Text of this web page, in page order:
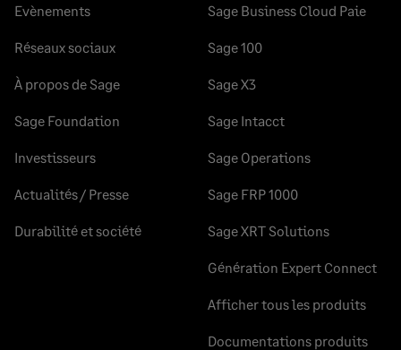
Evènements
Réseaux sociaux
À propos de Sage
Sage Foundation
Investisseurs
Actualités / Presse
Durabilité et société
Sage Business Cloud Paie
Sage 100
Sage X3
Sage Intacct
Sage Operations
Sage FRP 1000
Sage XRT Solutions
Génération Expert Connect
Afficher tous les produits
Documentations produits